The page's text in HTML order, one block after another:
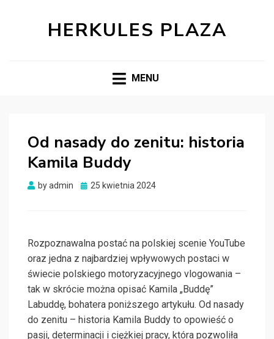
HERKULES PLAZA
MENU
Od nasady do zenitu: historia
Kamila Buddy
byadmin
Posted
25 kwietnia 2024
Rozpoznawalna postać na polskiej scenie YouTube
oraz jedna z najbardziej wpływowych postaci w
świecie polskiego motoryzacyjnego vlogowania –
tak w skrócie można opisać Kamila „Buddę”
Labuddę, bohatera poniższego artykułu. Od nasady
do zenitu – historia Kamila Buddy to opowieść o
pasji, determinacji i ciężkiej pracy, która pozwoliła